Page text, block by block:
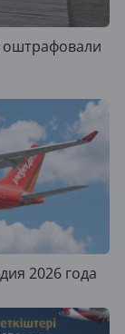
оштрафовали
2026 года